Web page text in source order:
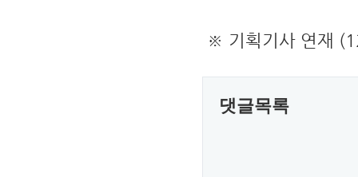
※ 기획기사 연재
댓글목록